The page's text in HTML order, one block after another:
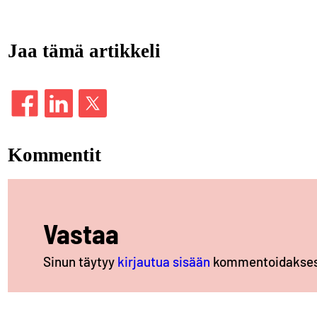
Jaa tämä artikkeli
Kommentit
Vastaa
Sinun täytyy kirjautua sisään